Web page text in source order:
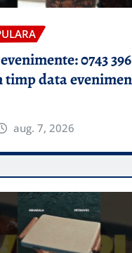
0743 396
timp data
aug. 7, 2026